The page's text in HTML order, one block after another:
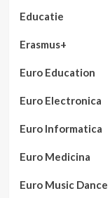
Educatie
Erasmus+
Euro Education
Euro Electronica
Euro Informatica
Euro Medicina
Euro Music Dance